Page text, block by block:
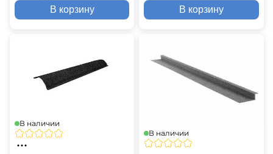
В корзину В корзину
В наличии
В наличии